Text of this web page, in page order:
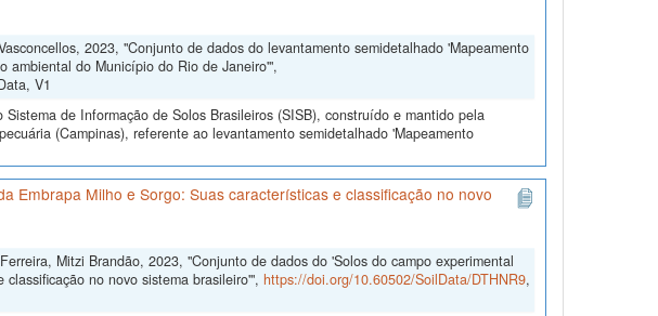
2023, "Conjunto de dados do levantamento semidetalhado 'Mapeamento
ambiental do Município do Rio de Janeiro'",
V1
de Informação de Solos Brasileiros (SISB), construído e mantido pela
(Campinas), referente ao levantamento semidetalhado 'Mapeamento
Embrapa Milho e Sorgo: Suas características e classificação no novo
Mitzi Brandão, 2023, "Conjunto de dados do 'Solos do campo experimental
no novo sistema brasileiro'", https://doi.org/10.60502/SoilData/DTHNR9,